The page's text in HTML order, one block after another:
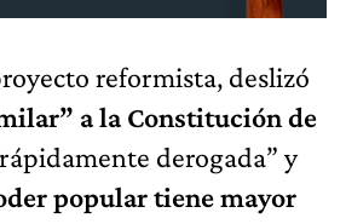
reformista, deslizó
a la Constitución de
derogada” y
popular tiene mayor